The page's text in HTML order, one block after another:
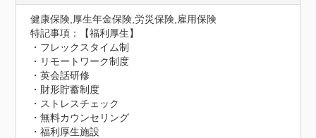
健康保険,厚生年金保険,労災保険,雇用保険
特記事項：【福利厚生】
・フレックスタイム制
・リモートワーク制度
・英会話研修
・財形貯蓄制度
・ストレスチェック
・無料カウンセリング
・福利厚生施設